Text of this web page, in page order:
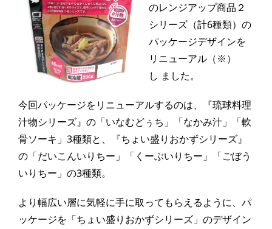
のレンジアップ商品２
シリーズ（計6種類）の
パッケージデザインを
リニューアル（※）
し ました。
今回パッケージをリニューアルするのは、『琉球料理
汁物シリーズ』の「いなむどぅち」「なかみ汁」「軟
骨ソーキ」3種類と、『ちょい盛りおかずシリーズ』
の「だいこんいりちー」「くーぶいりちー」「ごぼう
いりちー」の3種類。
より幅広い層に気軽に手に取ってもらえるように、パ
ッケージを「ちょい盛りおかずシリーズ」のデザイン